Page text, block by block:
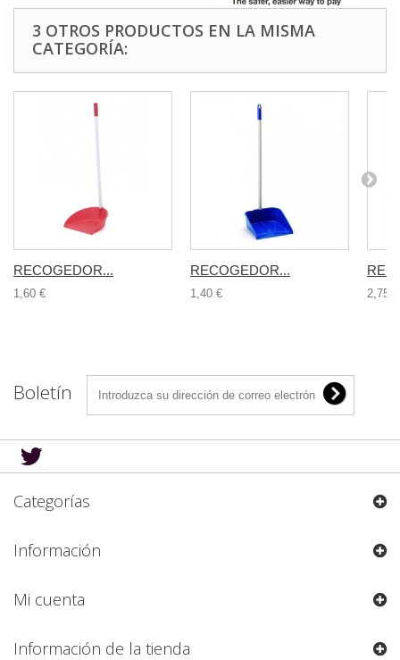
3 OTROS PRODUCTOS EN LA MISMA
CATEGORÍA:
RECOGEDOR...
1,60 €
RECOGEDOR...
1,40 € 2,75 €
Boletín
Categorías
Información
Mi cuenta
Información de la tienda